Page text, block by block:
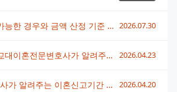
파혼위자료 청구 가능한 경우와 금액 산정 기준 총정리 2026.07.30
사실혼재산분할, 교대이혼전문변호사가 알려주는 권리보호 방법 2026.04.23
용산이혼전문변호사가 알려주는 이혼신고기간 핵심 정보 2026.04.20